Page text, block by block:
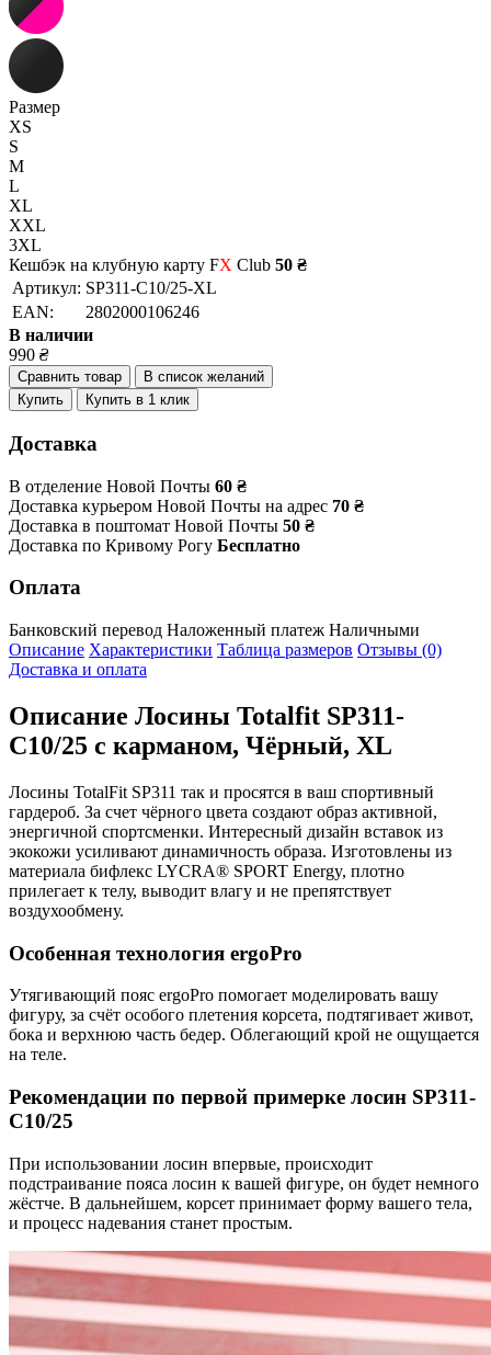
Размер
XS
S
M
L
XL
XXL
3XL
Кешбэк на клубную карту FX Club 50 ₴
Артикул: SP311-C10/25-XL
EAN:
2802000106246
В наличии
990 ₴
Сравнить товар
В список желаний
Купить
Купить в 1 клик
Доставка
В отделение Новой Почты 60 ₴
Доставка курьером Новой Почты на адрес 70 ₴
Доставка в поштомат Новой Почты 50 ₴
Доставка по Кривому Рогу Бесплатно
Оплата
Банковский перевод Наложенный платеж Наличными
Описание Характеристики Таблица размеров Отзывы (0)
Доставка и оплата
Описание Лосины Totalfit SP311-
C10/25 с карманом, Чёрный, XL
Лосины TotalFit SP311 так и просятся в ваш спортивный
гардероб. За счет чёрного цвета создают образ активной,
энергичной спортсменки. Интересный дизайн вставок из
экокожи усиливают динамичность образа. Изготовлены из
материала бифлекс LYCRA® SPORT Energy, плотно
прилегает к телу, выводит влагу и не препятствует
воздухообмену.
Особенная технология ergoPro
Утягивающий пояс ergoPro помогает моделировать вашу
фигуру, за счёт особого плетения корсета, подтягивает живот,
бока и верхнюю часть бедер. Облегающий крой не ощущается
на теле.
Рекомендации по первой примерке лосин SP311-
C10/25
При использовании лосин впервые, происходит
подстраивание пояса лосин к вашей фигуре, он будет немного
жёстче. В дальнейшем, корсет принимает форму вашего тела,
и процесс надевания станет простым.